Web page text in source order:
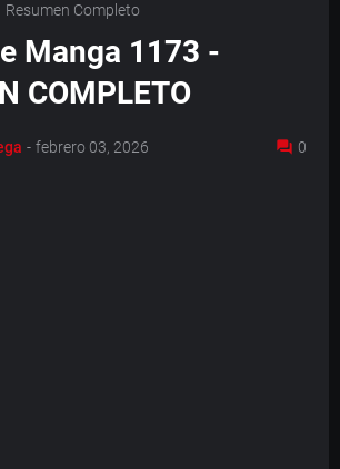
Resumen Completo
Manga 1173 -
COMPLETO
- febrero 03, 2026 0